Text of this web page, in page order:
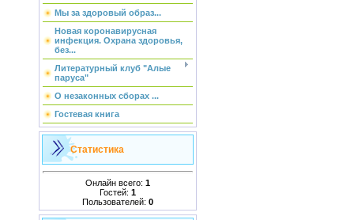
Мы за здоровый образ...
Новая коронавирусная
инфекция. Охрана здоровья,
без...
Литературный клуб "Алые
паруса"
О незаконных сборах ...
Гостевая книга
Статистика
Онлайн всего: 1
Гостей: 1
Пользователей: 0